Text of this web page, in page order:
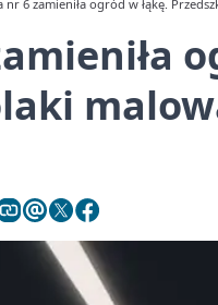
nr 6 zamieniła ogród w łąkę.